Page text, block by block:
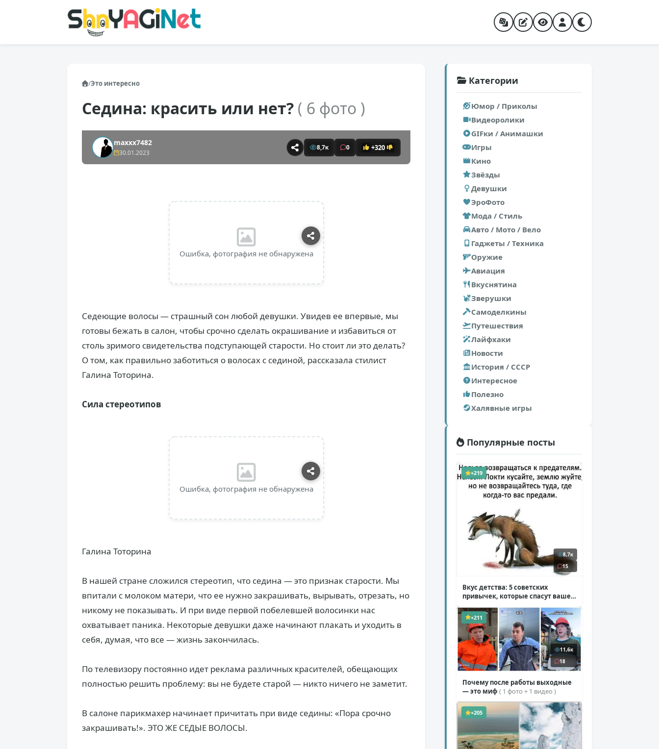
/Это интересно
Седина: красить или нет? ( 6 фото )
maxxx7482
30.01.2023
8,7к 0 +320
Ошибка, фотография не обнаружена
Седеющие волосы — страшный сон любой девушки. Увидев ее впервые, мы
готовы бежать в салон, чтобы срочно сделать окрашивание и избавиться от
столь зримого свидетельства подступающей старости. Но стоит ли это делать?
О том, как правильно заботиться о волосах с сединой, рассказала стилист
Галина Тоторина.
Сила стереотипов
Ошибка, фотография не обнаружена
Галина Тоторина
В нашей стране сложился стереотип, что седина — это признак старости. Мы
впитали с молоком матери, что ее нужно закрашивать, вырывать, отрезать, но
никому не показывать. И при виде первой побелевшей волосинки нас
охватывает паника. Некоторые девушки даже начинают плакать и уходить в
себя, думая, что все — жизнь закончилась.
По телевизору постоянно идет реклама различных красителей, обещающих
полностью решить проблему: вы не будете старой — никто ничего не заметит.
В салоне парикмахер начинает причитать при виде седины: «Пора срочно
закрашивать!». ЭТО ЖЕ СЕДЫЕ ВОЛОСЫ.
Категории
Юмор / Приколы
Видеоролики
GIFки / Анимашки
Игры
Кино
Звёзды
Девушки
ЭроФото
Мода / Стиль
Авто / Мото / Вело
Гаджеты / Техника
Оружие
Авиация
Вкуснятина
Зверушки
Самоделкины
Путешествия
Лайфхаки
Новости
История / СССР
Интересное
Полезно
Халявные игры
Популярные посты
+219
8,7к
15
Вкус детства: 5 советских
привычек, которые спасут ваше
+211
11,6к
18
Почему после работы выходные
— это миф ( 1 фото + 1 видео )
+205